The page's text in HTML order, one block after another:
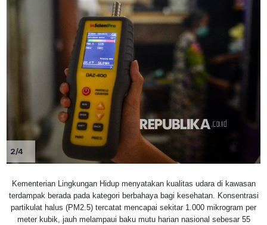
2/4
Kementerian Lingkungan Hidup menyatakan kualitas udara di kawasan
terdampak berada pada kategori berbahaya bagi kesehatan. Konsentrasi
partikulat halus (PM2.5) tercatat mencapai sekitar 1.000 mikrogram per
meter kubik, jauh melampaui baku mutu harian nasional sebesar 55